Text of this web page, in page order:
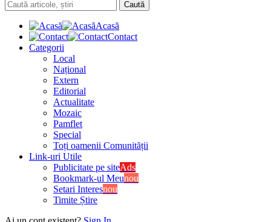
Acasă
Contact
Categorii
Local
Național
Extern
Editorial
Actualitate
Mozaic
Pamflet
Special
Toți oamenii Comunității
Link-uri Utile
Publicitate pe siteAds
Bookmark-ul Meunou
Setari Interesnou
Timite Știre